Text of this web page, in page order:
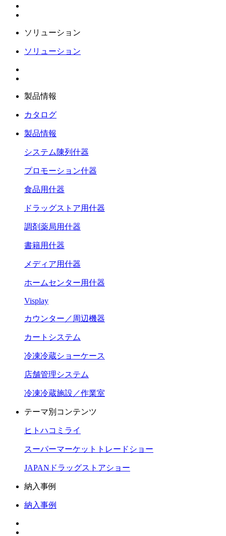
ソリューション
ソリューション
製品情報
カタログ
製品情報
システム陳列什器
プロモーション什器
食品用什器
ドラッグストア用什器
調剤薬局用什器
書籍用什器
メディア用什器
ホームセンター用什器
Visplay
カウンター／周辺機器
カートシステム
冷凍冷蔵ショーケース
店舗管理システム
冷凍冷蔵施設／作業室
テーマ別コンテンツ
ヒトハコミライ
スーパーマーケットトレードショー
JAPANドラッグストアショー
納入事例
納入事例